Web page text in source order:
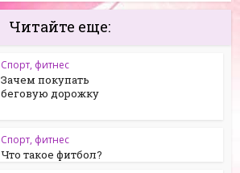
Читайте еще:
Спорт, фитнес
Зачем покупать
беговую дорожку
Спорт, фитнес
Что такое фитбол?